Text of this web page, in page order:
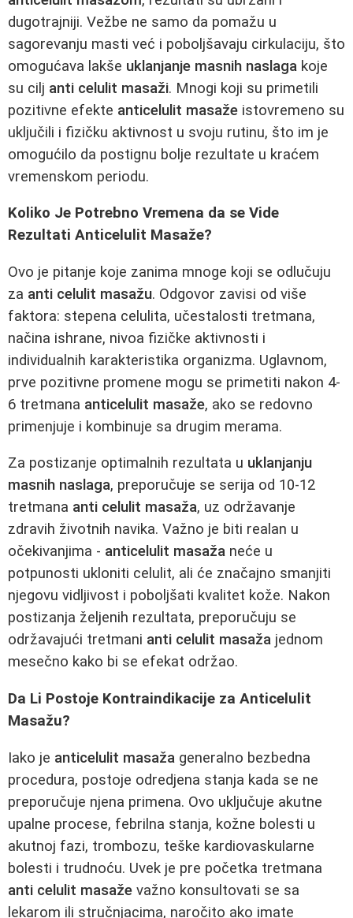
dugotrajniji. Vežbe ne samo da pomažu u
sagorevanju masti već i poboljšavaju cirkulaciju, što
omogućava lakše uklanjanje masnih naslaga koje
su cilj anti celulit masaži. Mnogi koji su primetili
pozitivne efekte anticelulit masaže istovremeno su
uključili i fizičku aktivnost u svoju rutinu, što im je
omogućilo da postignu bolje rezultate u kraćem
vremenskom periodu.
Koliko Je Potrebno Vremena da se Vide
Rezultati Anticelulit Masaže?
Ovo je pitanje koje zanima mnoge koji se odlučuju
za anti celulit masažu. Odgovor zavisi od više
faktora: stepena celulita, učestalosti tretmana,
načina ishrane, nivoa fizičke aktivnosti i
individualnih karakteristika organizma. Uglavnom,
prve pozitivne promene mogu se primetiti nakon 4-
6 tretmana anticelulit masaže, ako se redovno
primenjuje i kombinuje sa drugim merama.
Za postizanje optimalnih rezultata u uklanjanju
masnih naslaga, preporučuje se serija od 10-12
tretmana anti celulit masaža, uz održavanje
zdravih životnih navika. Važno je biti realan u
očekivanjima - anticelulit masaža neće u
potpunosti ukloniti celulit, ali će značajno smanjiti
njegovu vidljivost i poboljšati kvalitet kože. Nakon
postizanja željenih rezultata, preporučuju se
održavajući tretmani anti celulit masaža jednom
mesečno kako bi se efekat održao.
Da Li Postoje Kontraindikacije za Anticelulit
Masažu?
Iako je anticelulit masaža generalno bezbedna
procedura, postoje odredjena stanja kada se ne
preporučuje njena primena. Ovo uključuje akutne
upalne procese, febrilna stanja, kožne bolesti u
akutnoj fazi, trombozu, teške kardiovaskularne
bolesti i trudnoću. Uvek je pre početka tretmana
anti celulit masaže važno konsultovati se sa
lekarom ili stručnjacima, naročito ako imate